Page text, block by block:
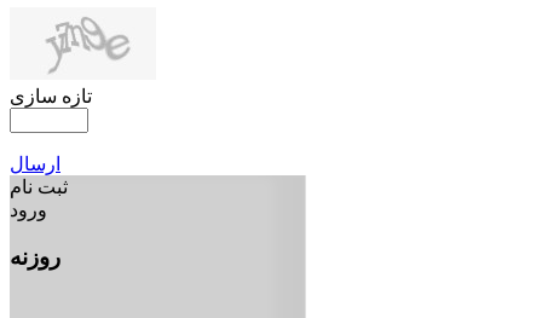
تازه سازی
ارسال
ثبت نام
ورود
روزنه